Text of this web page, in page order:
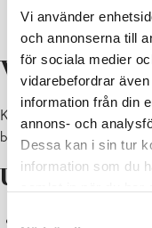
Vi använder
och annonserna till
för sociala medier
vidarebefordrar
information från din
annons- och
Dessa kan i sin tur
information som du
Tanja
Kultur, idrott,
biblioteksverksamhet.
Uppgift
administrera